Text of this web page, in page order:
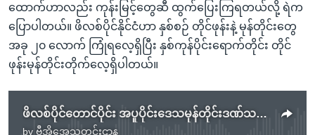
ထောက်ဟာလည်း ကုန်းမြင့်တွေဆီ ထွက်ပြေးကြရတယ်လို့ ရဲက
ပြောပါတယ်။ ဖိလစ်ပိုင်နိုင်ငံဟာ နှစ်စဉ် တိုင်ဖုန်းနဲ့ မုန်တိုင်းတွေ
အခု ၂၀ လောက် ကြုံရလေ့ရှိပြီး နှစ်ကုန်ပိုင်းရောက်တိုင်း တိုင်
ဖုန်းမုန်တိုင်းတိုက်လေ့ရှိပါတယ်။
ဖိလစ်ပိုင်တောင်ပိုင်း အပူပိုင်းဒေသမုန်တိုင်းဒဏ်သင့်လို့ ၁၃၃ ဦးသေဆုံး
by ဗွီအိုအေသတင်းဌာန